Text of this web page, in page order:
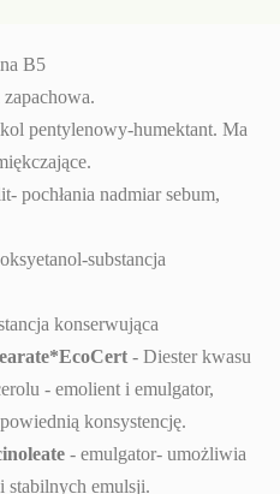
B5
pentylenowy-humektant. Ma
pochłania nadmiar sebum,
substancja
konserwująca
- Diester kwasu
- emolient i emulgator,
konsystencję.
- emulgator- umożliwia
stabilnych emulsji.